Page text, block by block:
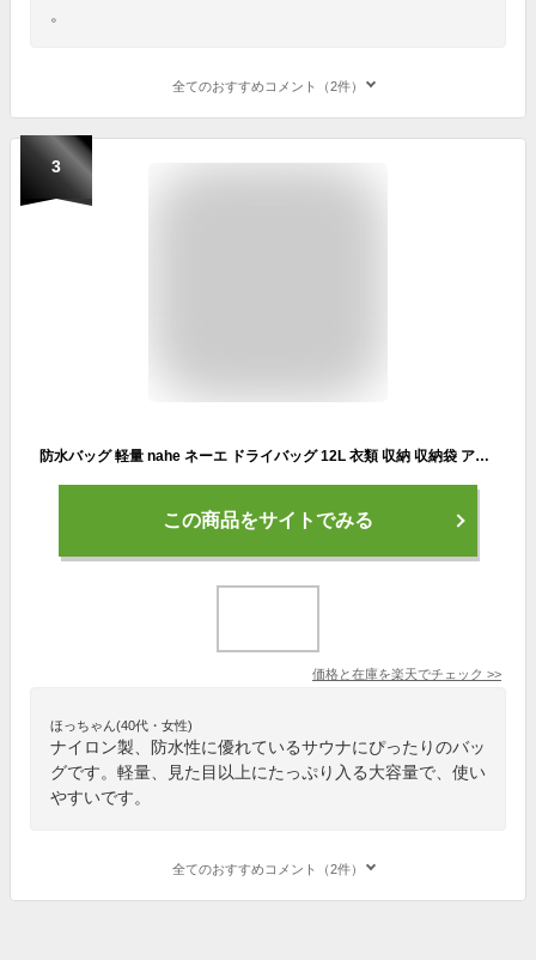
。
全てのおすすめコメント（2件）
3
防水バッグ 軽量 nahe ネーエ ドライバッグ 12L 衣類 収納 収納袋 アウトドア 靴 スリッパ ナイロン はっ水加工 中国 プール 海水浴 ジム サウナ スタッフバッグ 4色 耐久性 おしゃれ 旅行 キャンプ 釣り 登山 普段使い コンパクト
この商品をサイトでみる
価格と在庫を楽天でチェック >>
ほっちゃん(40代・女性)
ナイロン製、防水性に優れているサウナにぴったりのバッ
グです。軽量、見た目以上にたっぷり入る大容量で、使い
やすいです。
全てのおすすめコメント（2件）